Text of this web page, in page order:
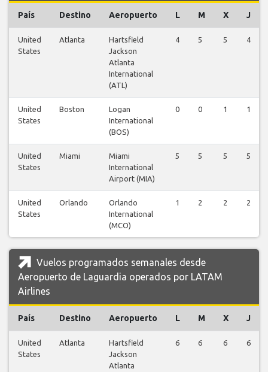
País Destino Aeropuerto L M X J
United
States
Atlanta
Hartsfield
Jackson
Atlanta
International
(ATL)
4 5 5 4
United
States
Boston
Logan
International
(BOS)
0 0 1 1
United
States
Miami
Miami
International
Airport (MIA)
5 5 5 5
United
States
Orlando
Orlando
International
(MCO)
1 2 2 2
Vuelos programados semanales desde
Aeropuerto de Laguardia operados por LATAM
Airlines
País Destino Aeropuerto L M X J
United
States
Atlanta
Hartsfield
Jackson
Atlanta
6 6 6 6